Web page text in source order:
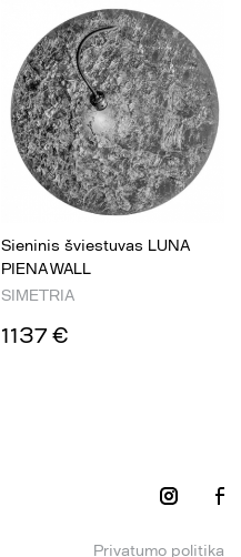
Sieninis šviestuvas LUNA
PIENA WALL
SIMETRIA
1137 €
Privatumo politika